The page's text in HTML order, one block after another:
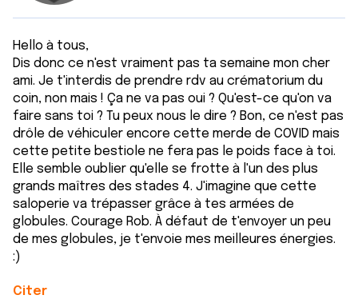
Hello à tous,
Dis donc ce n'est vraiment pas ta semaine mon cher
ami. Je t'interdis de prendre rdv au crématorium du
coin, non mais ! Ça ne va pas oui ? Qu'est-ce qu'on va
faire sans toi ? Tu peux nous le dire ? Bon, ce n'est pas
drôle de véhiculer encore cette merde de COVID mais
cette petite bestiole ne fera pas le poids face à toi.
Elle semble oublier qu'elle se frotte à l'un des plus
grands maîtres des stades 4. J'imagine que cette
saloperie va trépasser grâce à tes armées de
globules. Courage Rob. À défaut de t'envoyer un peu
de mes globules, je t'envoie mes meilleures énergies.
:)
Citer